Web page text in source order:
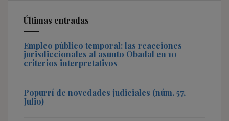
Últimas entradas
Empleo público temporal: las reacciones
jurisdiccionales al asunto Obadal en 10
criterios interpretativos
Popurrí de novedades judiciales (núm. 57,
Julio)